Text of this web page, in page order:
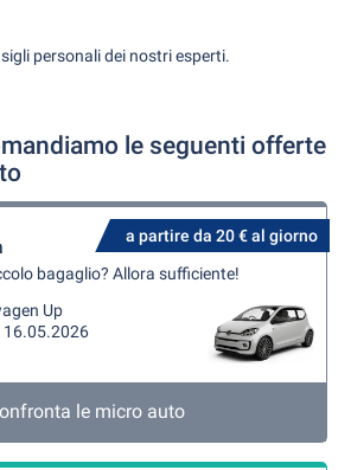
personali dei nostri esperti.
le seguenti offerte
a partire da 20 € al giorno
bagaglio? Allora sufficiente!
Up
16.05.2026
le micro auto